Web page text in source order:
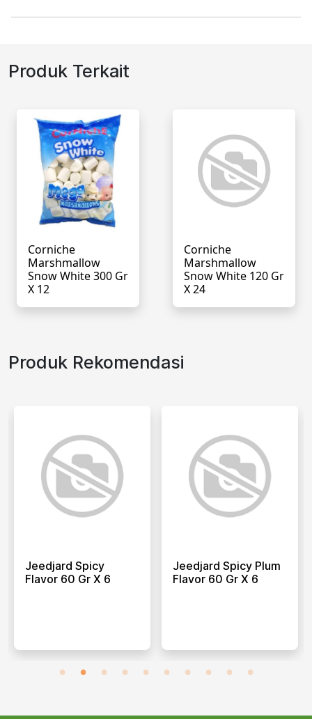
Produk Terkait
Corniche
Marshmallow
Snow White 300 Gr
X 12
Corniche
Marshmallow
Snow White 120 Gr
X 24
Produk Rekomendasi
Jeedjard Spicy
Flavor 60 Gr X 6
Jeedjard Spicy Plum
Flavor 60 Gr X 6